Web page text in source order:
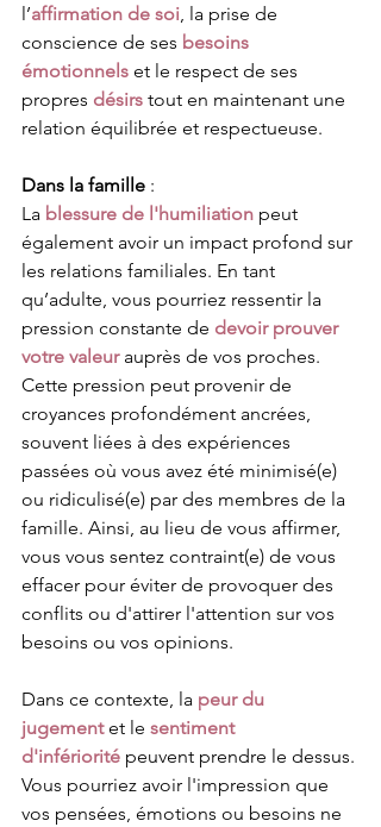
l’affirmation de soi , la prise de
conscience de ses besoins
émotionnels et le respect de ses
propres désirs tout en maintenant une
relation équilibrée et respectueuse.
Dans la famille :
La blessure de l'humiliation peut
également avoir un impact profond sur
les relations familiales. En tant
qu’adulte, vous pourriez ressentir la
pression constante de devoir prouver
votre valeur auprès de vos proches.
Cette pression peut provenir de
croyances profondément ancrées,
souvent liées à des expériences
passées où vous avez été minimisé(e)
ou ridiculisé(e) par des membres de la
famille. Ainsi, au lieu de vous affirmer,
vous vous sentez contraint(e) de vous
effacer pour éviter de provoquer des
conflits ou d'attirer l'attention sur vos
besoins ou vos opinions.
Dans ce contexte, la peur du
jugement et le sentiment
d'infériorité peuvent prendre le dessus.
Vous pourriez avoir l'impression que
vos pensées, émotions ou besoins ne